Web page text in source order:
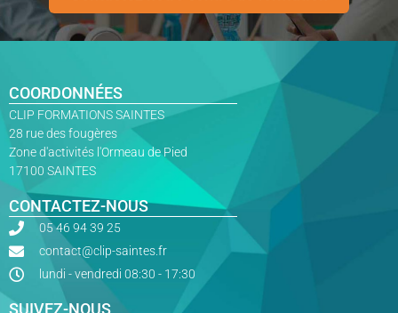
COORDONNÉES
CLIP FORMATIONS SAINTES
28 rue des fougères
Zone d'activités l'Ormeau de Pied
17100 SAINTES
CONTACTEZ-NOUS
05 46 94 39 25
contact@clip-saintes.fr
lundi - vendredi 08:30 - 17:30
SUIVEZ-NOUS